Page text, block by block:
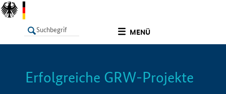
MENÜ
LISTE Info
Erfolgreiche GRW-Projekte